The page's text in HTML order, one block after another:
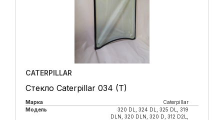
CATERPILLAR
Стекло Caterpillar 034 (T)
Марка
Caterpillar
Модель
320 DL, 324 DL, 325 DL, 319
DLN, 320 DLN, 320 D, 312 D2L,